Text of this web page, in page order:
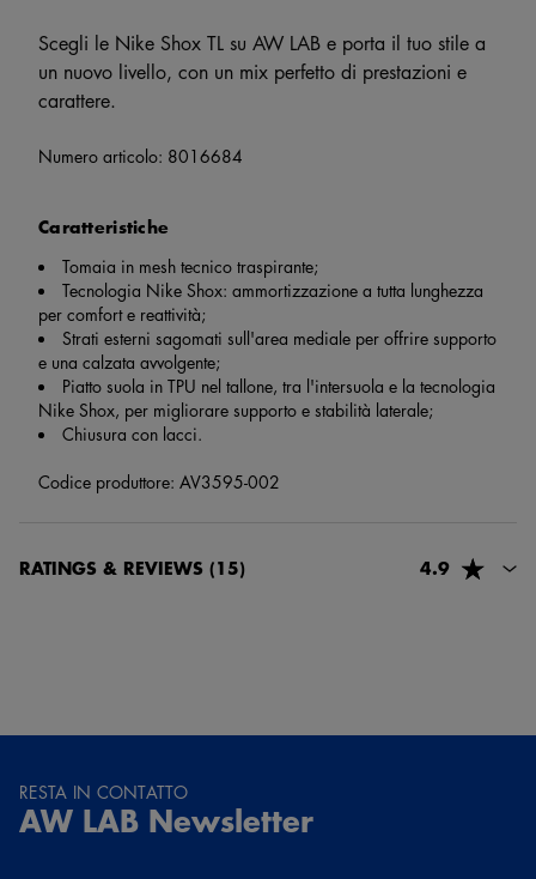
Scegli le Nike Shox TL su AW LAB e porta il tuo stile a
un nuovo livello, con un mix perfetto di prestazioni e
carattere.
Numero articolo: 8016684
Caratteristiche
Tomaia in mesh tecnico traspirante;
Tecnologia Nike Shox: ammortizzazione a tutta lunghezza
per comfort e reattività;
Strati esterni sagomati sull'area mediale per offrire supporto
e una calzata avvolgente;
Piatto suola in TPU nel tallone, tra l'intersuola e la tecnologia
Nike Shox, per migliorare supporto e stabilità laterale;
Chiusura con lacci.
Codice produttore: AV3595-002
RATINGS & REVIEWS (15) 4.9
1 mese e 20 giorni fa
Senza stress molto buona..
RESTA IN CONTATTO
AW LAB Newsletter